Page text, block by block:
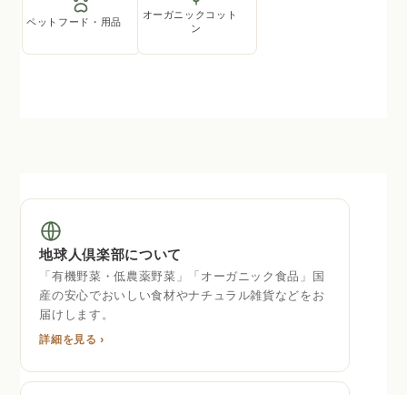
ペットフード・用品
オーガニックコット
ン
地球人倶楽部について
「有機野菜・低農薬野菜」「オーガニック食品」国
産の安心でおいしい食材やナチュラル雑貨などをお
届けします。
詳細を見る ›